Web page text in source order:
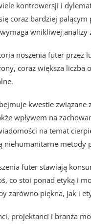
kontrowersji i
coraz bardziej
wnikliwej
noszenia futer przez
coraz większa liczba
kwestie
wpływem na
na temat
niehumanitarne metody
futer stawiają
co stoi ponad etyką i
zarówno piękna, jak i
projektanci i branża